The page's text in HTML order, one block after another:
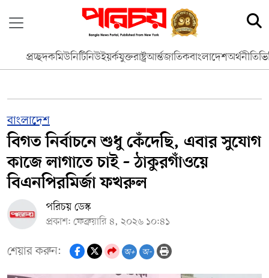
প্রচ্ছদকমিউনিটিনিউইয়র্কযুক্তরাষ্ট্রআর্ন্তজাতিকবাংলাদেশঅর্থনীতি
বাংলাদেশ
বিগত নির্বাচনে শুধু কেঁদেছি, এবার সুযোগ
কাজে লাগাতে চাই – ঠাকুরগাঁওয়ে
বিএনপিরমির্জা ফখরুল
পরিচয় ডেস্ক
প্রকাশ: ফেব্রুয়ারি ৪, ২০২৬ ১০:৪১
শেয়ার করুন: অ+ অ-